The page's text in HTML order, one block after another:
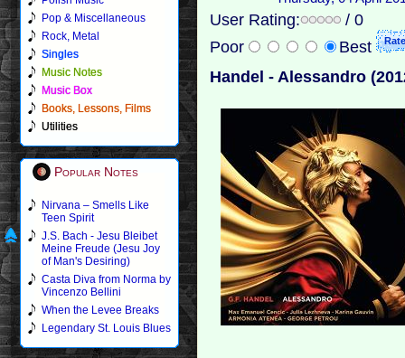
Pop & Miscellaneous
Rock, Metal
Singles
Music Notes
Music Box
Books, Lessons, Films
Utilities
Popular Notes
Nirvana – Smells Like
Teen Spirit
J.S. Bach - Jesu Bleibet
Meine Freude (Jesu Joy
of Man's Desiring)
Casta Diva from Norma by
Vincenzo Bellini
When the Levee Breaks
Legendary St. Louis Blues
User Rating:
/ 0
Poor
Best
Handel - Alessandro